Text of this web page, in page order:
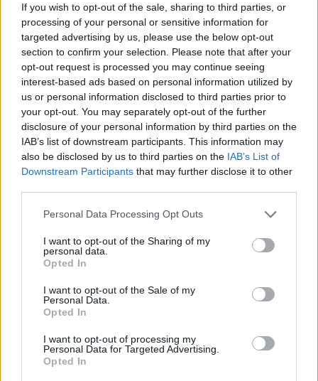
If you wish to opt-out of the sale, sharing to third parties, or
processing of your personal or sensitive information for
targeted advertising by us, please use the below opt-out
section to confirm your selection. Please note that after your
opt-out request is processed you may continue seeing
interest-based ads based on personal information utilized by
us or personal information disclosed to third parties prior to
your opt-out. You may separately opt-out of the further
disclosure of your personal information by third parties on the
IAB’s list of downstream participants. This information may
also be disclosed by us to third parties on the IAB’s List of
Downstream Participants that may further disclose it to other
Please note that this website/app uses one or more Google
not limited to your visit or usage behaviour. You may click to
grant or deny consent to Google and its third-party tags to
use your data for below specified purposes in below Google
consent section.
Personal Data Processing Opt Outs
I want to opt-out of the Sharing of my
personal data.
Opted In
I want to opt-out of the Sale of my
Personal Data.
Opted In
I want to opt-out of processing my
Personal Data for Targeted Advertising.
Opted In
La Universidad de Jaén ha obtenido cuatro ayudas…
CIENCIA Y TECNOLOGÍA
Ética en IA: marcos, riesgos y
mitigaciones aplicadas